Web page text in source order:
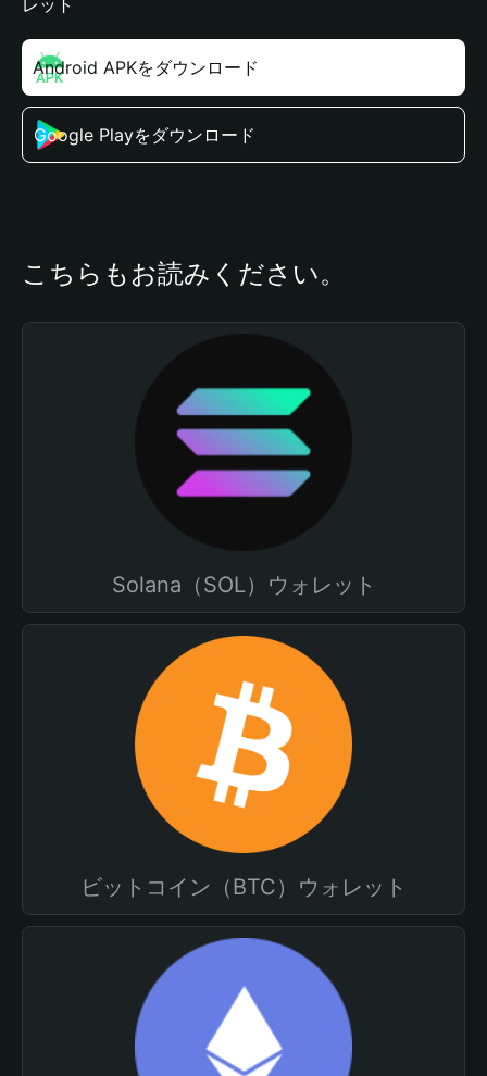
レット
Android APKをダウンロード
Google Playをダウンロード
こちらもお読みください。
Solana（SOL）ウォレット
ビットコイン（BTC）ウォレット